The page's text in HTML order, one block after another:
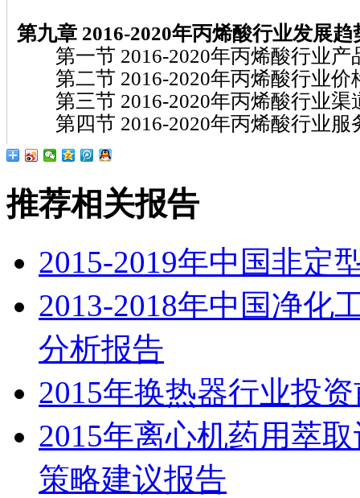
第九章 2016-2020年丙烯酸行业发展趋
第一节 2016-2020年丙烯酸行业产
第二节 2016-2020年丙烯酸行业价
第三节 2016-2020年丙烯酸行业渠
第四节 2016-2020年丙烯酸行业服
推荐相关报告
2015-2019年中国非定
2013-2018年中国净化
分析报告
2015年换热器行业投
2015年离心机药用萃
策略建议报告